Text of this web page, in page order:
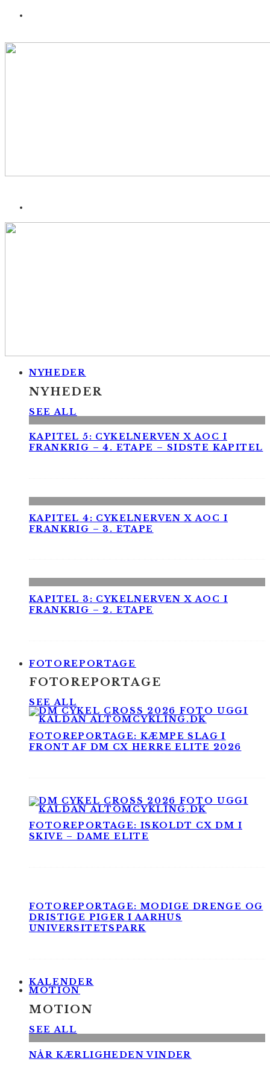
NYHEDER
NYHEDER
SEE ALL
KAPITEL 5: CYKELNERVEN X AOC I
FRANKRIG – 4. ETAPE – SIDSTE KAPITEL
KAPITEL 4: CYKELNERVEN X AOC I
FRANKRIG – 3. ETAPE
KAPITEL 3: CYKELNERVEN X AOC I
FRANKRIG – 2. ETAPE
FOTOREPORTAGE
FOTOREPORTAGE
SEE ALL
FOTOREPORTAGE: KÆMPE SLAG I
FRONT AF DM CX HERRE ELITE 2026
FOTOREPORTAGE: ISKOLDT CX DM I
SKIVE – DAME ELITE
FOTOREPORTAGE: MODIGE DRENGE OG
DRISTIGE PIGER I AARHUS
UNIVERSITETSPARK
KALENDER
MOTION
MOTION
SEE ALL
NÅR KÆRLIGHEDEN VINDER